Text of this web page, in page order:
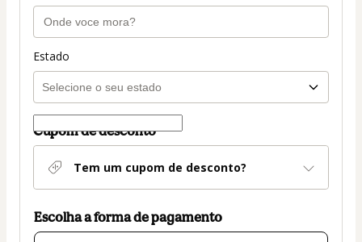
Estado
Cupom de desconto
Tem um cupom de desconto?
Escolha a forma de pagamento